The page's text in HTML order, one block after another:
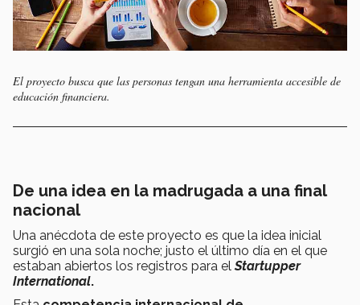
El proyecto busca que las personas tengan una herramienta accesible de
educación financiera.
De una idea en la madrugada a una final
nacional
Una anécdota de este proyecto es que la idea inicial
surgió en una sola noche; justo el último día en el que
estaban abiertos los registros para elStartupper
International.